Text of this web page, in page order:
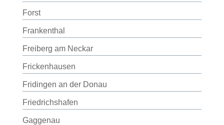
Forst
Frankenthal
Freiberg am Neckar
Frickenhausen
Fridingen an der Donau
Friedrichshafen
Gaggenau